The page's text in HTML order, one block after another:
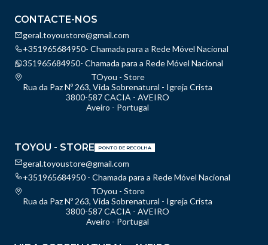
CONTACTE-NOS
geral.toyoustore@gmail.com
+351965684950- Chamada para a Rede Móvel Nacional
351965684950- Chamada para a Rede Móvel Nacional
TOyou - Store
Rua da Paz Nº 263, Vida Sobrenatural - Igreja Crista
3800-587 CACIA - AVEIRO
Aveiro - Portugal
TOYOU - STORE PONTO DE RECOLHA
geral.toyoustore@gmail.com
+351965684950 - Chamada para a Rede Móvel Nacional
TOyou - Store
Rua da Paz Nº 263, Vida Sobrenatural - Igreja Crista
3800-587 CACIA - AVEIRO
Aveiro - Portugal